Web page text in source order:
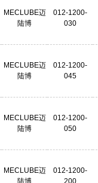
MECLUBE迈
陆博
012-1200-
030
MECLUBE迈
陆博
012-1200-
045
MECLUBE迈
陆博
012-1200-
050
MECLUBE迈
陆博
012-1200-
200